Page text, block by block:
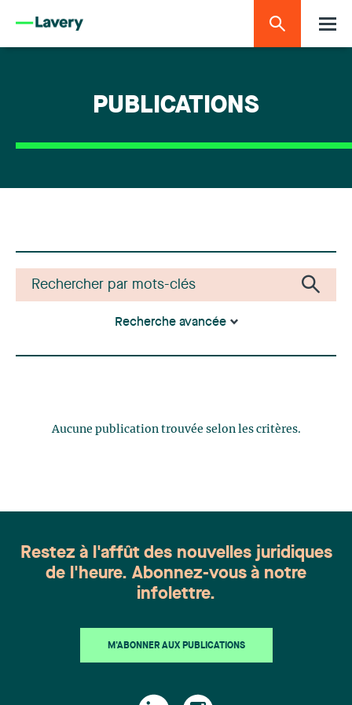
PUBLICATIONS
Recherche avancée
Aucune publication trouvée selon les critères.
Restez à l'affût des nouvelles juridiques
de l'heure. Abonnez-vous à notre
infolettre.
M'ABONNER AUX PUBLICATIONS